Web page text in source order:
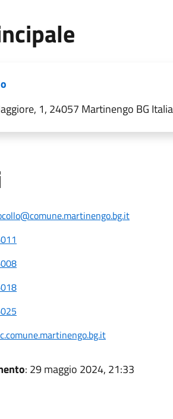
1, 24057 Martinengo BG Italia
: 29 maggio 2024, 21:33